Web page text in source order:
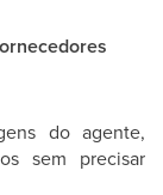
do agente,
sem precisar